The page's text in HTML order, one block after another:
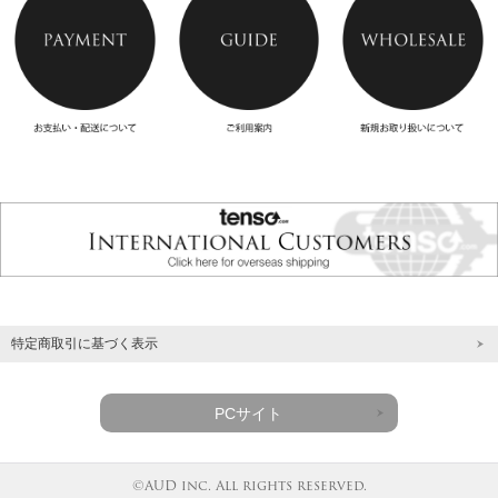
特定商取引に基づく表示
PCサイト
©AUD inc. All rights reserved.